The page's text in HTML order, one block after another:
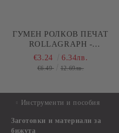
ГУМЕН РОЛКОВ ПЕЧАТ
ROLLAGRAPH -
WORDWORDS
€3.24 6.34лв.
€6.49 12.69лв.
Инструменти и пособия
Заготовки и материали за
бижута